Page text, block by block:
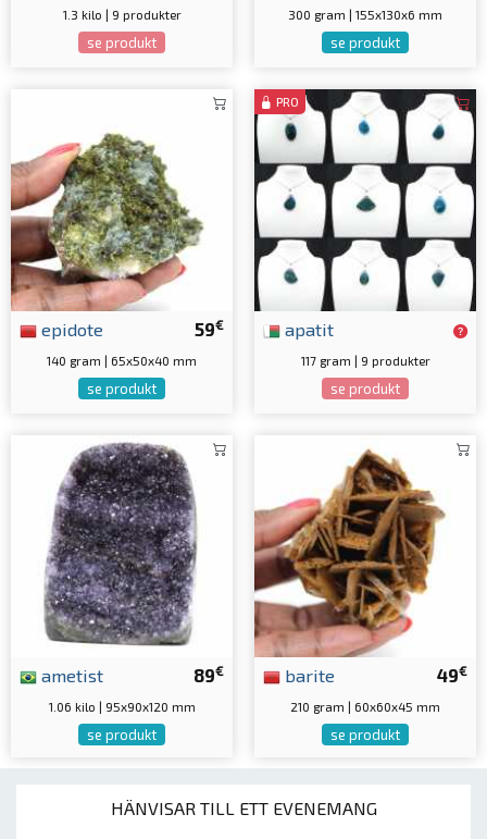
HÄNVISAR TILL ETT EVENEMANG
1.3 kilo | 9 produkter
se produkt
300 gram | 155x130x6 mm
se produkt
59€
epidote
140 gram | 65x50x40 mm
se produkt
PRO
apatit
117 gram | 9 produkter
se produkt
89€
ametist
1.06 kilo | 95x90x120 mm
se produkt
49€
barite
210 gram | 60x60x45 mm
se produkt